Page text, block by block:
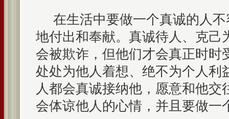
在生活中要做一个真诚的人
地付出和奉献。真诚待人、克己
会被欺诈，但他们才会真正时时
处处为他人着想、绝不为个人利
人都会真诚接纳他，愿意和他交
会体谅他人的心情，并且要做一